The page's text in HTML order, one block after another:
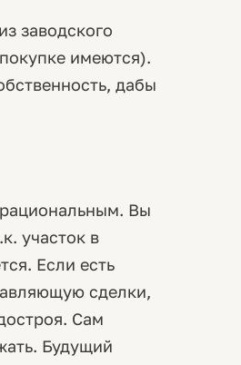
заводского
имеются).
дабы
Вы
участок в
Если есть
сделки,
Сам
Будущий